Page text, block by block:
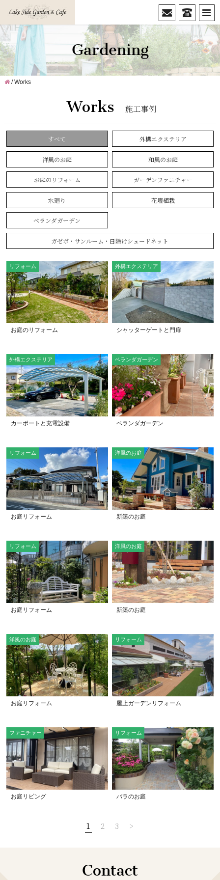
Gardening
/Works
Works 施工事例
すべて 外構エクステリア
洋風のお庭 和風のお庭
お庭のリフォーム ガーデンファニチャー
水廻り 花壇植栽
ベランダガーデン
ガゼボ・サンルーム・日除けシェードネット
リフォーム
お庭のリフォーム
外構エクステリア
シャッターゲートと門扉
外構エクステリア
カーポートと充電設備
ベランダガーデン
ベランダガーデン
リフォーム
お庭リフォーム
洋風のお庭
新築のお庭
リフォーム
お庭リフォーム
洋風のお庭
新築のお庭
洋風のお庭
お庭リフォーム
リフォーム
屋上ガーデンリフォーム
ファニチャー
お庭リビング
リフォーム
バラのお庭
1 2 3 >
Contact